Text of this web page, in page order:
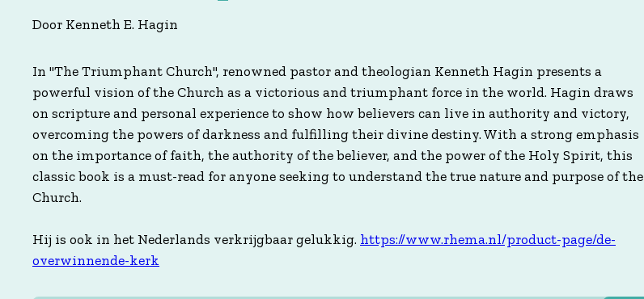
Door Kenneth E. Hagin
In "The Triumphant Church", renowned pastor and theologian Kenneth Hagin presents a
powerful vision of the Church as a victorious and triumphant force in the world. Hagin draws
on scripture and personal experience to show how believers can live in authority and victory,
overcoming the powers of darkness and fulfilling their divine destiny. With a strong emphasis
on the importance of faith, the authority of the believer, and the power of the Holy Spirit, this
classic book is a must-read for anyone seeking to understand the true nature and purpose of the
Church.
Hij is ook in het Nederlands verkrijgbaar gelukkig. https://www.rhema.nl/product-page/de-
overwinnende-kerk